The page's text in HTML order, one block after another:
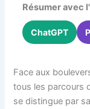
Résumer avec
ChatGPT
Face aux
tous les parcours
se distingue par